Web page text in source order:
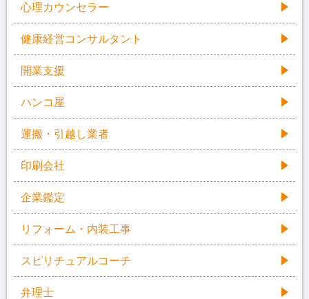
心理カウンセラー
健康経営コンサルタント
開業支援
ハンコ屋
運搬・引越し業者
印刷会社
企業鑑定
リフォーム・内装工事
スピリチュアルコーチ
弁理士